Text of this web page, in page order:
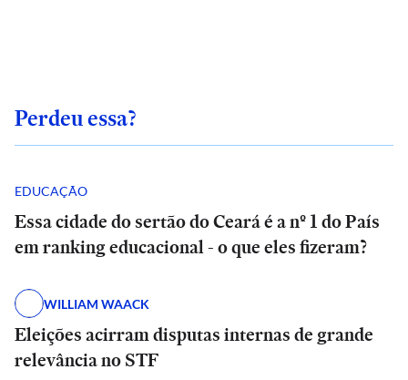
Perdeu essa?
EDUCAÇÃO
Essa cidade do sertão do Ceará é a nº 1 do País
em ranking educacional - o que eles fizeram?
WILLIAM WAACK
Eleições acirram disputas internas de grande
relevância no STF